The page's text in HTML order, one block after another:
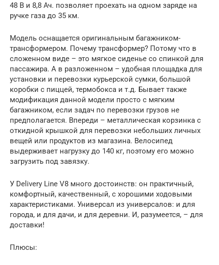
48 В и 8,8 Ач. позволяет проехать на одном заряде на
ручке газа до 35 км.
Модель оснащается оригинальным багажником-
трансформером. Почему трансформер? Потому что в
сложенном виде – это мягкое сиденье со спинкой для
пассажира. А в разложенном – удобная площадка для
установки и перевозки курьерской сумки, большой
коробки с пиццей, термобокса и т.д. Бывает также
модификация данной модели просто с мягким
багажником, если задач по перевозки грузов не
предполагается. Впереди – металлическая корзинка с
откидной крышкой для перевозки небольших личных
вещей или продуктов из магазина. Велосипед
выдерживает нагрузку до 140 кг, поэтому его можно
загрузить под завязку.
У Delivery Line V8 много достоинств: он практичный,
комфортный, качественный, с хорошими ходовыми
характеристиками. Универсал из универсалов: и для
города, и для дачи, и для деревни. И, разумеется, – для
доставки!
Плюсы: